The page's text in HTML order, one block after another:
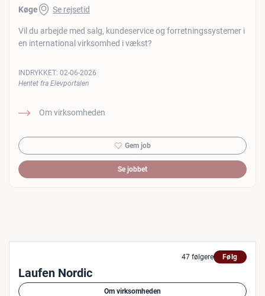
Køge Se rejsetid
Vil du arbejde med salg, kundeservice og forretningssystemer i
en international virksomhed i vækst?
Om virksomheden
INDRYKKET: 02-06-2026
Hentet fra Elevportalen
Gem job
Se jobbet
47 følgere Følg
Laufen Nordic
Om virksomheden